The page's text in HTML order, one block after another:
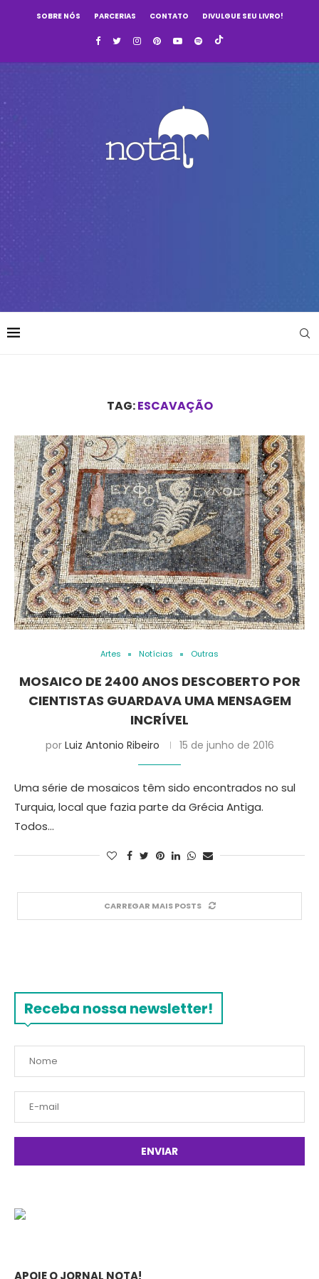
SOBRE NÓS PARCERIAS CONTATO DIVULGUE SEU LIVRO!
TAG:ESCAVAÇÃO
Artes Notícias Outras
MOSAICO DE 2400 ANOS DESCOBERTO POR
CIENTISTAS GUARDAVA UMA MENSAGEM
INCRÍVEL
por Luiz Antonio Ribeiro 15 de junho de 2016
Uma série de mosaicos têm sido encontrados no sul
Turquia, local que fazia parte da Grécia Antiga.
Todos…
CARREGAR MAIS POSTS
Receba nossa newsletter!
APOIE O JORNAL NOTA!